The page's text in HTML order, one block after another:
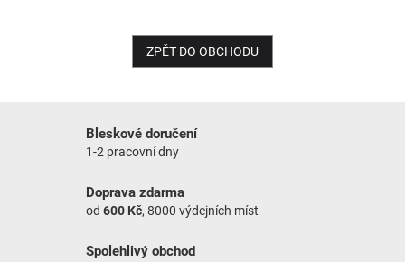
ZPĚT DO OBCHODU
Bleskové doručení
1-2 pracovní dny
Doprava zdarma
od 600 Kč, 8000 výdejních míst
Spolehlivý obchod